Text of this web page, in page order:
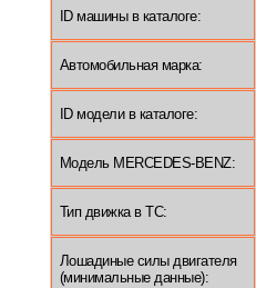
ID машины в каталоге:
Автомобильная марка:
ID модели в каталоге:
Модель MERCEDES-BENZ:
Тип движка в ТС:
Лошадиные силы двигателя
(минимальные данные):